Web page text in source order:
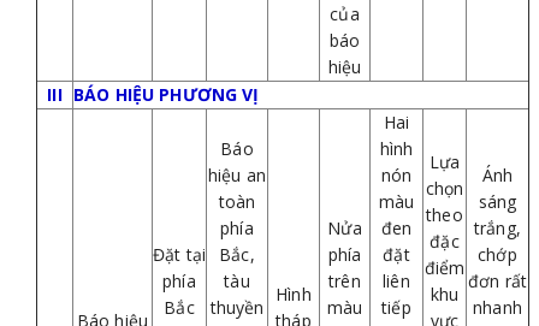
của
báo
hiệu
III BÁO HIỆU PHƯƠNG VỊ
Báo hiệu
Đặt tại
phía
Bắc
Báo
hiệu an
toàn
phía
Bắc,
tàu
thuyền
Hình
tháp
Nửa
phía
trên
màu
Hai
hình
nón
màu
đen
đặt
liên
tiếp
Lựa
chọn
theo
đặc
điểm
khu
vực
Ánh
sáng
trắng,
chớp
đơn rất
nhanh